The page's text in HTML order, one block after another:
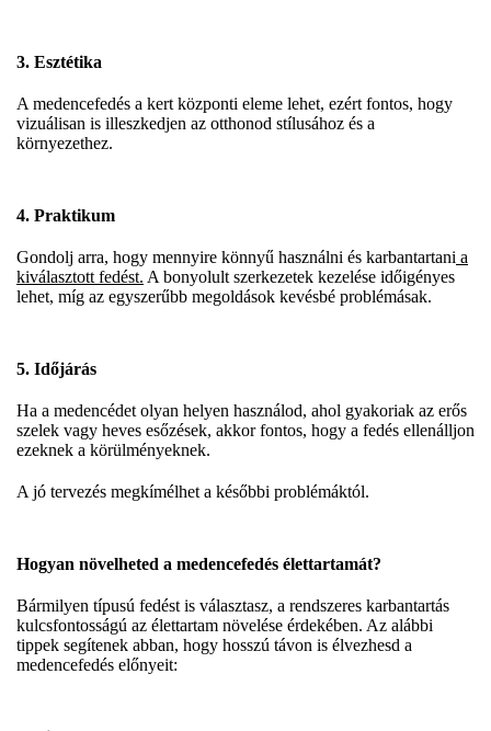
3. Esztétika
A medencefedés a kert központi eleme lehet, ezért fontos, hogy
vizuálisan is illeszkedjen az otthonod stílusához és a
környezethez.
4. Praktikum
Gondolj arra, hogy mennyire könnyű használni és karbantartani a
kiválasztott fedést. A bonyolult szerkezetek kezelése időigényes
lehet, míg az egyszerűbb megoldások kevésbé problémásak.
5. Időjárás
Ha a medencédet olyan helyen használod, ahol gyakoriak az erős
szelek vagy heves esőzések, akkor fontos, hogy a fedés ellenálljon
ezeknek a körülményeknek.
A jó tervezés megkímélhet a későbbi problémáktól.
Hogyan növelheted a medencefedés élettartamát?
Bármilyen típusú fedést is választasz, a rendszeres karbantartás
kulcsfontosságú az élettartam növelése érdekében. Az alábbi
tippek segítenek abban, hogy hosszú távon is élvezhesd a
medencefedés előnyeit: